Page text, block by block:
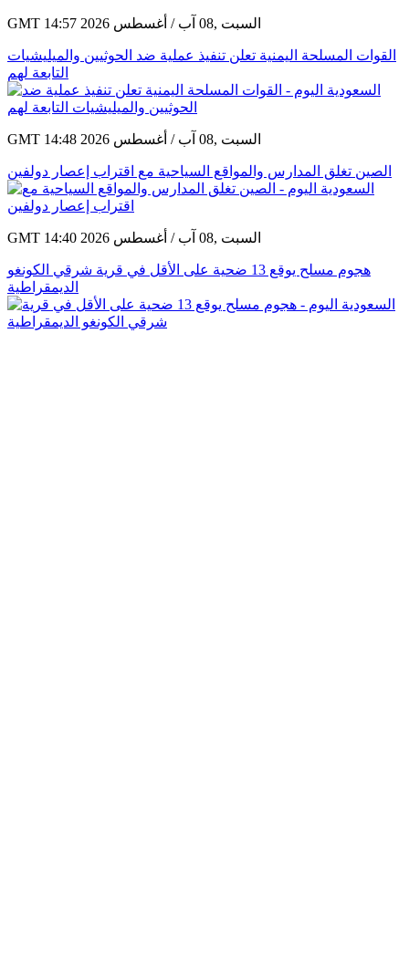
GMT 14:57 2026 السبت ,08 آب / أغسطس
القوات المسلحة اليمنية تعلن تنفيذ عملية ضد الحوثيين والميليشيات
التابعة لهم
GMT 14:48 2026 السبت ,08 آب / أغسطس
الصين تغلق المدارس والمواقع السياحية مع اقتراب إعصار دولفين
GMT 14:40 2026 السبت ,08 آب / أغسطس
هجوم مسلح يوقع 13 ضحية على الأقل في قرية شرقي الكونغو
الديمقراطية